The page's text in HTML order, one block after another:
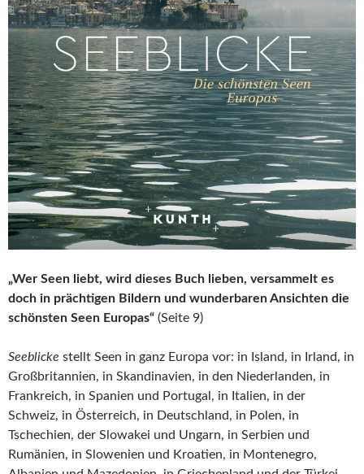
„Wer Seen liebt, wird dieses Buch lieben, versammelt es
doch in prächtigen Bildern und wunderbaren Ansichten die
schönsten Seen Europas“ (Seite 9)
Seeblicke stellt Seen in ganz Europa vor: in Island, in Irland, in
Großbritannien, in Skandinavien, in den Niederlanden, in
Frankreich, in Spanien und Portugal, in Italien, in der
Schweiz, in Österreich, in Deutschland, in Polen, in
Tschechien, der Slowakei und Ungarn, in Serbien und
Rumänien, in Slowenien und Kroatien, in Montenegro,